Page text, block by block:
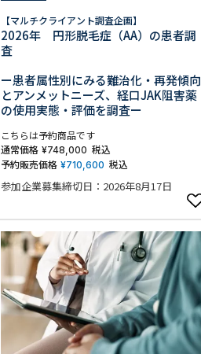
【マルチクライアント調査企画】
2026年 円形脱毛症（AA）の患者調
査
ー患者属性別にみる難治化・再発傾向
とアンメットニーズ、経口JAK阻害薬
の使用実態・評価を調査ー
こちらは予約商品です
通常価格 ¥748,000 税込
予約販売価格 ¥710,600 税込
参加企業募集締切日：2026年8月17日